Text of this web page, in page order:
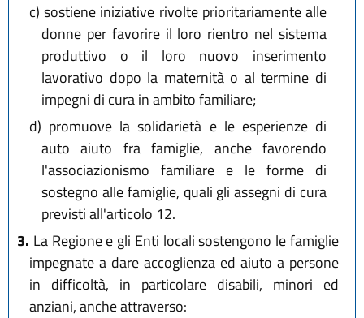
c) sostiene iniziative rivolte prioritariamente alle
donne per favorire il loro rientro nel sistema
produttivo o il loro nuovo inserimento
lavorativo dopo la maternità o al termine di
impegni di cura in ambito familiare;
d) promuove la solidarietà e le esperienze di
auto aiuto fra famiglie, anche favorendo
l'associazionismo familiare e le forme di
sostegno alle famiglie, quali gli assegni di cura
previsti all'articolo 12.
3. La Regione e gli Enti locali sostengono le famiglie
impegnate a dare accoglienza ed aiuto a persone
in difficoltà, in particolare disabili, minori ed
anziani, anche attraverso: